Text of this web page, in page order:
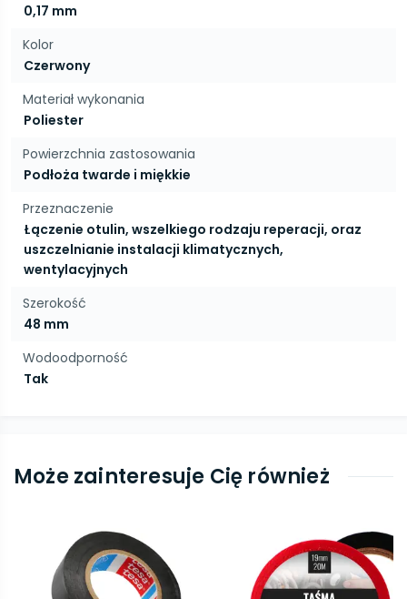
0,17 mm
Kolor
Czerwony
Materiał wykonania
Poliester
Powierzchnia zastosowania
Podłoża twarde i miękkie
Przeznaczenie
Łączenie otulin, wszelkiego rodzaju reperacji, oraz
uszczelnianie instalacji klimatycznych,
wentylacyjnych
Szerokość
48 mm
Wodoodporność
Tak
Może zainteresuje Cię również